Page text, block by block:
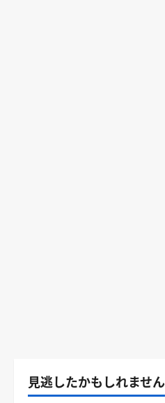
見逃したかもしれません